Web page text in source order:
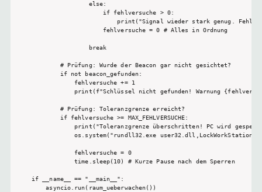
                else:
                    if fehlversuche > 0:
print("Signal wieder stark genug.
                    fehlversuche = 0 # Alles in Ordnung
                break
        # Prüfung: Wurde der Beacon gar nicht gesichtet?
        if not beacon_gefunden:
            fehlversuche += 1
print(f"Schlüssel nicht gefunden! Warnung
        # Prüfung: Toleranzgrenze erreicht?
        if fehlversuche >= MAX_FEHLVERSUCHE:
print("Toleranzgrenze überschritten! PC wird
            os.system("rundll32.exe user32.dll,LockWorkStation")
            fehlversuche = 0
            time.sleep(10) # Kurze Pause nach dem Sperren
if __name__ == "__main__":
    asyncio.run(raum_ueberwachen())